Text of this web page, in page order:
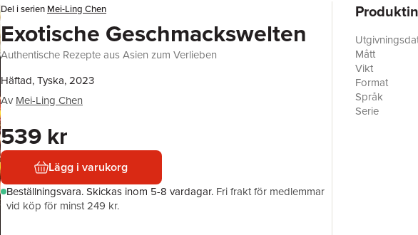
Del i serien Mei-Ling Chen
Exotische Geschmackswelten
Authentische Rezepte aus Asien zum Verlieben
Häftad, Tyska, 2023
Av Mei-Ling Chen
539 kr
Lägg i varukorg
Beställningsvara.Skickas inom 5-8 vardagar. Fri frakt för medlemmar
vid köp för minst 249 kr.
Mått
Vikt
Format
Språk
Serie